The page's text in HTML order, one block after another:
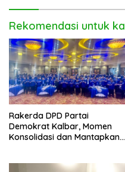
Rekomendasi untuk
Rakerda DPD Partai
Demokrat Kalbar, Momen
Konsolidasi dan Mantapkan